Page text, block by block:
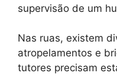
supervisão de um
Nas ruas, existem
atropelamentos e
tutores precisam